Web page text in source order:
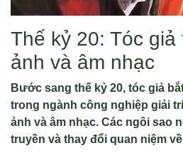
Thế kỷ 20: Tóc giả
ảnh và âm nhạc
Bước sang thế kỷ 20, tóc giả
trong ngành công nghiệp giải
ảnh và âm nhạc. Các ngôi sao
truyền và thay đổi quan niệm